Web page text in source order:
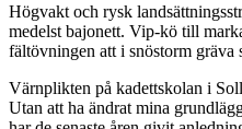
Högvakt och rysk
medelst bajonett. Vip-kö till
fältövningen att i snöstorm gräva
Värnplikten på kadettskolan i
Utan att ha ändrat mina